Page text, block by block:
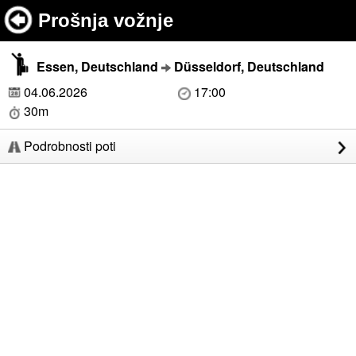
Prošnja vožnje
Essen, Deutschland
Düsseldorf, Deutschland
04.06.2026
17:00
30m
Podrobnosti poti